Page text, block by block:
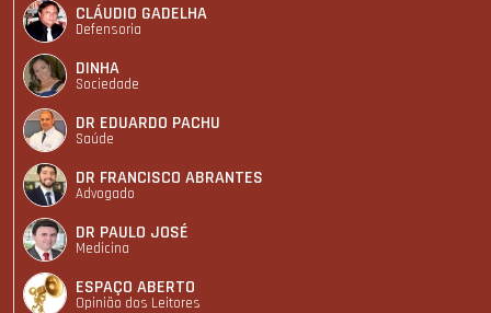
CLÁUDIO GADELHA
Defensoria
DINHA
Sociedade
DR EDUARDO PACHU
Saúde
DR FRANCISCO ABRANTES
Advogado
DR PAULO JOSÉ
Medicina
ESPAÇO ABERTO
Opinião dos Leitores